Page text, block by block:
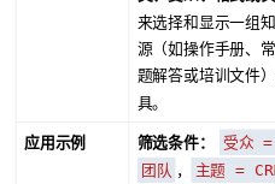
来选择和显示一组
源（如操作手册、
题解答或培训文件
具。
应用示例 筛选条件： 受众
团队 ，
主题 =